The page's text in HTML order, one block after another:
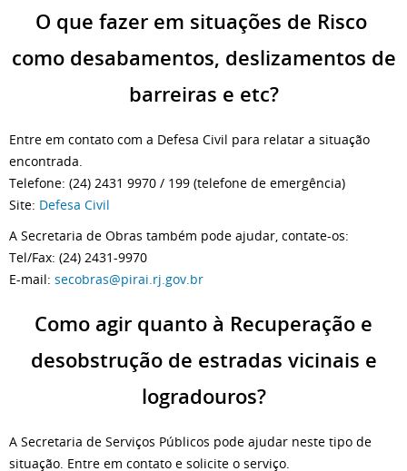
O que fazer em situações de Risco
como desabamentos, deslizamentos de
barreiras e etc?
Entre em contato com a Defesa Civil para relatar a situação
encontrada.
Telefone: (24) 2431 9970 / 199 (telefone de emergência)
Site: Defesa Civil
A Secretaria de Obras também pode ajudar, contate-os:
Tel/Fax: (24) 2431-9970
E-mail: secobras@pirai.rj.gov.br
Como agir quanto à Recuperação e
desobstrução de estradas vicinais e
logradouros?
A Secretaria de Serviços Públicos pode ajudar neste tipo de
situação. Entre em contato e solicite o serviço.